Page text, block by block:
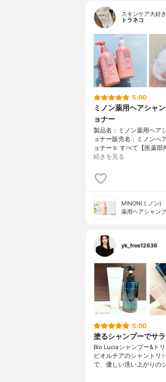
スキンケア大好き
トラネコ
5.00
ミノン薬用ヘアシャ
ョナー
製品名：ミノン薬用ヘア
ョナー販売名：ミノンへ
ョナーｂ すべて【医薬
続きを見る
MINON(ミノン)
薬用ヘアシャン
yk_free12636
5.00
塗るシャンプーでサ
Bio Luciaシャンプー&ト
ビオルチアのシャントリ
で、優しい洗い上がりの